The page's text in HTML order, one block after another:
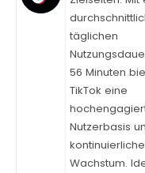
täglichen
56 Minuten
TikTok eine
Nutzerbasis
Wachstum.